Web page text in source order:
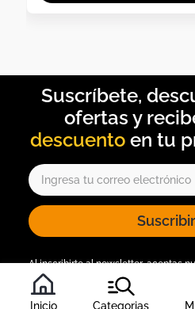
Inicio Categorias
descuento
Al inscribirte al newsletter, aceptas
condiciones
, y nuestra política de